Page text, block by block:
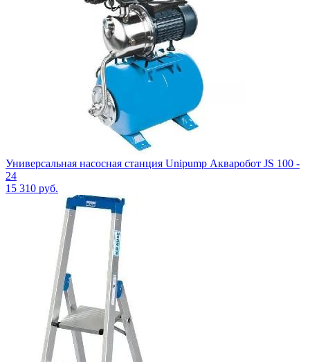
Универсальная насосная станция Unipump Акваробот JS 100 -
24
15 310 руб.